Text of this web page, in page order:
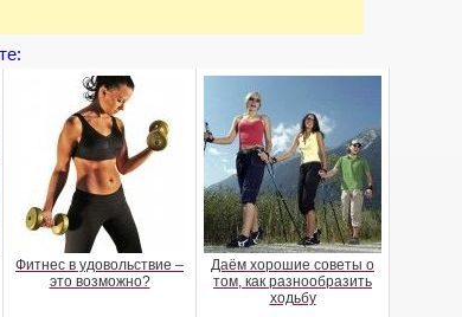
Фитнес в удовольствие –
это возможно?
Даём хорошие советы о
том, как разнообразить
ходьбу